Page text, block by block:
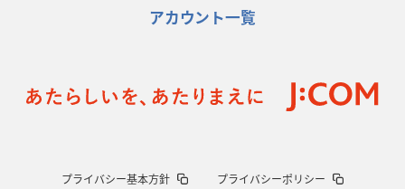
アカウント一覧
プライバシー基本方針
プライバシーポリシー